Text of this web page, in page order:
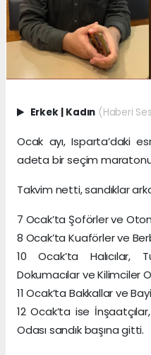
Erkek | Kadın (Haberi
Ocak ayı, Isparta’daki
adeta bir seçim
Takvim netti, sandıklar
7 Ocak’ta Şoförler ve
8 Ocak’ta Kuaförler ve
10 Ocak’ta Halıcılar,
Dokumacılar ve Kilimciler
11 Ocak’ta Bakkallar ve
12 Ocak’ta ise
Odası sandık başına gitti.